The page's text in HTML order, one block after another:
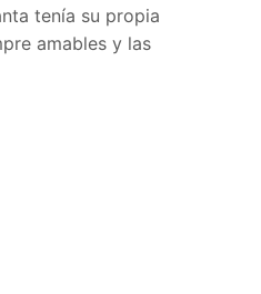
tenía su propia
amables y las